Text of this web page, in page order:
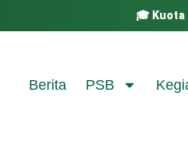
🎓
Berita PSB